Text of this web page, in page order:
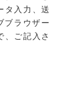
タ入力、送
ブラウザー
、ご記入さ